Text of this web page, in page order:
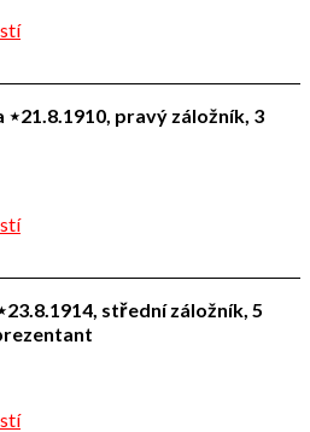
⋆21.8.1910, pravý záložník, 3
střední záložník, 5